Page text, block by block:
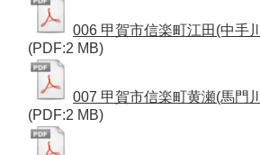
006 甲賀市信楽町江田(中手
(PDF:2 MB)
007 甲賀市信楽町黄瀬(馬門
(PDF:2 MB)